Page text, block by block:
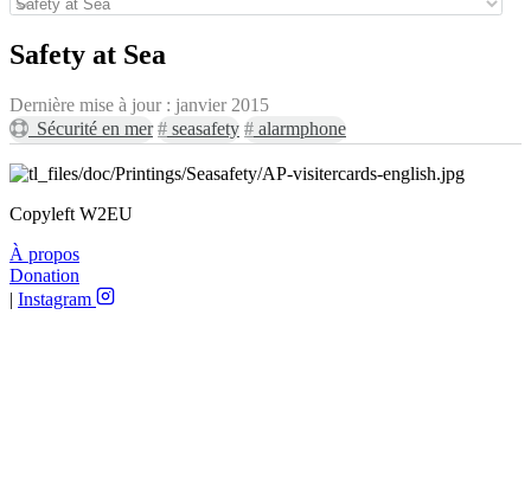
Safety at Sea
Dernière mise à jour : janvier 2015
Sécurité en mer # seasafety # alarmphone
Copyleft W2EU
À propos
Donation
| Instagram